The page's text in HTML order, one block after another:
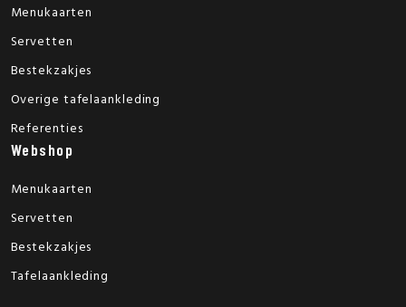
Menukaarten
Servetten
Bestekzakjes
Overige tafelaankleding
Referenties
Webshop
Menukaarten
Servetten
Bestekzakjes
Tafelaankleding